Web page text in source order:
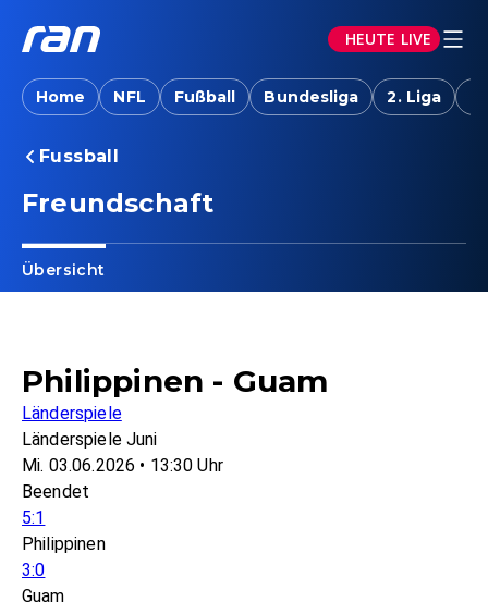
HEUTE LIVE
Home NFL Fußball Bundesliga 2. Liga
Fussball
Freundschaft
Übersicht
Philippinen - Guam
Länderspiele
Länderspiele Juni
Mi. 03.06.2026 • 13:30 Uhr
Beendet
5:1
Philippinen
3:0
Guam